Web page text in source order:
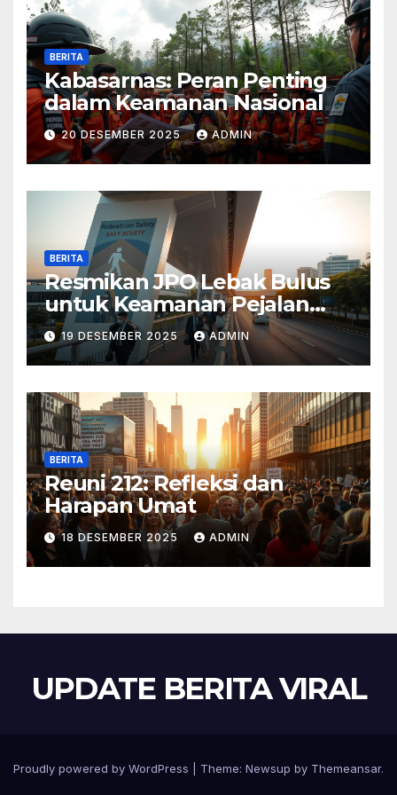
BERITA
Kabasarnas: Peran Penting
dalam Keamanan Nasional
20 DESEMBER 2025 ADMIN
BERITA
Resmikan JPO Lebak Bulus
untuk Keamanan Pejalan
Kaki
19 DESEMBER 2025 ADMIN
BERITA
Reuni 212: Refleksi dan
Harapan Umat
18 DESEMBER 2025 ADMIN
UPDATE BERITA VIRAL
Proudly powered by WordPress Theme: Newsup by Themeansar.